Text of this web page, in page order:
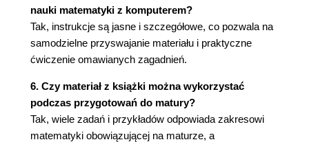
nauki matematyki z komputerem?
Tak, instrukcje są jasne i szczegółowe, co pozwala na
samodzielne przyswajanie materiału i praktyczne
ćwiczenie omawianych zagadnień.
6. Czy materiał z książki można wykorzystać
podczas przygotowań do matury?
Tak, wiele zadań i przykładów odpowiada zakresowi
matematyki obowiązującej na maturze, a